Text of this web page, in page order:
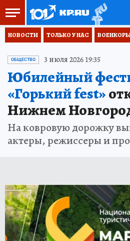
НОВОСТИ ТОЛЬКО У НАС
ОБЩЕСТВО 3 июля 2026 19:35
Юбилейный
«Горький fest»
Нижнем
На ковровую дорожку
актеры, режиссеры и